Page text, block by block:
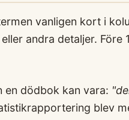
vanligen kort i
andra detaljer.
en dödbok kan vara:
blev